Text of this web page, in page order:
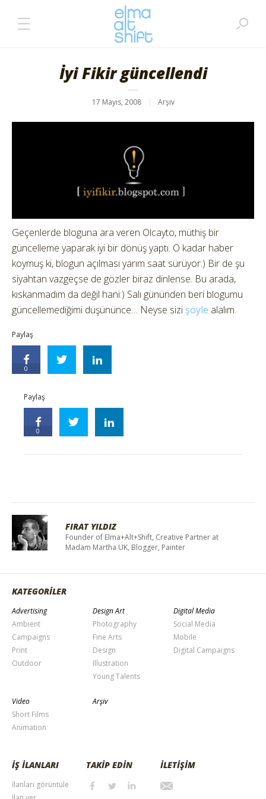
İyi Fikir güncellendi
17 Mayıs, 2008 Arşiv
Geçenlerde bloguna ara veren Olcayto, müthiş bir
güncelleme yaparak iyi bir dönüş yaptı. O kadar haber
koymuş ki, blogun açılması yarım saat sürüyor:) Bir de şu
siyahtan vazgeçse de gözler biraz dinlense. Bu arada,
kıskanmadım da değil hani:) Salı gününden beri blogumu
güncellemediğimi düşününce… Neyse sizi şöyle alalım.
Paylaş
0
Paylaş
0
FIRAT YILDIZ
Founder of Elma+Alt+Shift, Creative Partner at
Madam Martha UK, Blogger, Painter
KATEGORİLER
Advertising
Ambient
Campaigns
Print
Outdoor
Design Art
Photography
Fine Arts
Design
Illustration
Young Talents
Digital Media
Social Media
Mobile
Digital Campaigns
Video
Short Films
Animation
Arşiv
İŞ İLANLARI
İlanları görüntüle
TAKİP EDİN İLETİŞİM